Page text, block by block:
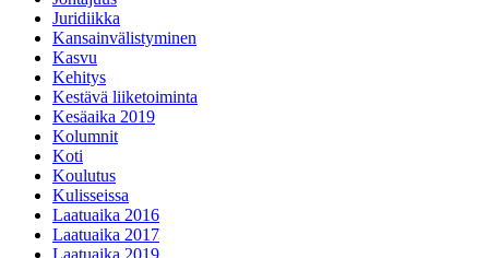
Juridiikka
Kansainvälistyminen
Kasvu
Kehitys
Kestävä liiketoiminta
Kesäaika 2019
Kolumnit
Koti
Koulutus
Kulisseissa
Laatuaika 2016
Laatuaika 2017
Laatuaika 2019